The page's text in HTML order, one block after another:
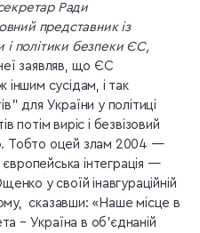
Ради
представник із
і політики безпеки ЄС,
заявляв, що ЄС
іншим сусідам, і так
для України у політиці
потім виріс і безвізовий
Тобто оцей злам 2004 —
інтеграція —
у своїй інавгураційній
сказавши: «Наше місце в
– Україна в об’єднаній